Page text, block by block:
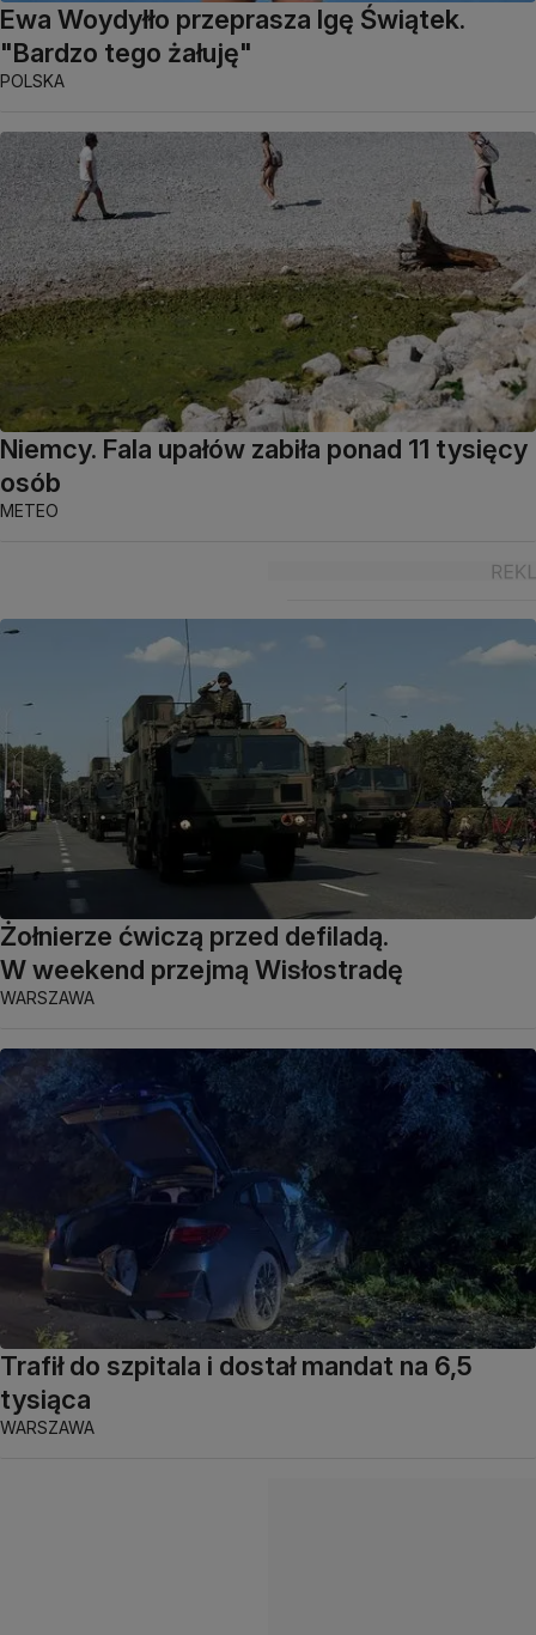
Ewa Woydyłło przeprasza Igę Świątek.
"Bardzo tego żałuję"
POLSKA
Niemcy. Fala upałów zabiła ponad 11 tysięcy
osób
METEO
Żołnierze ćwiczą przed defiladą.
W weekend przejmą Wisłostradę
WARSZAWA
Trafił do szpitala i dostał mandat na 6,5
tysiąca
WARSZAWA